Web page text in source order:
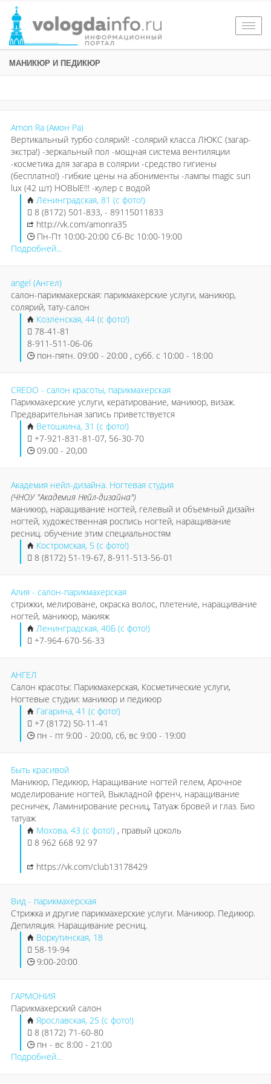
МАНИКЮР И ПЕДИКЮР
Amon Ra (Амон Ра)
Вертикальный турбо солярий! -солярий класса ЛЮКС (загар-
экстра!) -зеркальный пол -мощная система вентиляции
-косметика для загара в солярии -средство гигиены
(бесплатно!) -гибкие цены на абонименты -лампы magic sun
lux (42 шт) НОВЫЕ!!! -кулер с водой
Ленинградская, 81 (с фото!)
8 (8172) 501-833, - 89115011833
http://vk.com/amonra35
Пн-Пт 10:00-20:00 Сб-Вс 10:00-19:00
Подробней...
angel (Ангел)
салон-парикмахерская: парикмахерские услуги, маникюр,
солярий, тату-салон
Козленская, 44 (с фото!)
78-41-81
8-911-511-06-06
пон-пятн. 09:00 - 20:00 , субб. с 10:00 - 18:00
CREDO - салон красоты, парикмахерская
Парикмахерские услуги, кератирование, маникюр, визаж.
Предварительная запись приветствуется
Ветошкина, 31 (с фото!)
+7-921-831-81-07, 56-30-70
09.00 - 20,00
Академия нейл-дизайна. Ногтевая студия
(ЧНОУ "Академия Нейл-дизайна")
маникюр, наращивание ногтей, гелевый и объемный дизайн
ногтей, художественная роспись ногтей, наращивание
ресниц. обучение этим специальностям
Костромская, 5 (с фото!)
8 (8172) 51-19-67, 8-911-513-56-01
Алия - салон-парикмахерская
стрижки, мелироване, окраска волос, плетение, наращивание
ногтей, маникюр, макияж
Ленинградская, 40Б (с фото!)
+7-964-670-56-33
АНГЕЛ
Салон красоты: Парикмахерская, Косметические услуги,
Ногтевые студии: маникюр и педикюр
Гагарина, 41 (с фото!)
+7 (8172) 50-11-41
пн - пт 9:00 - 20:00, сб, вс 9:00 - 19:00
Быть красивой
Маникюр, Педикюр, Наращивание ногтей гелем, Арочное
моделирование ногтей, Выкладной френч, наращивание
ресничек, Ламинирование ресниц, Татуаж бровей и глаз. Био
татуаж
Мохова, 43 (с фото!) , правый цоколь
8 962 668 92 97
https://vk.com/club13178429
Вид - парикмахерская
Стрижка и другие парикмахерские услуги. Маникюр. Педикюр.
Депиляция. Наращивание ресниц.
Воркутинская, 18
58-19-94
9:00-20:00
ГАРМОНИЯ
Парикмахерский салон
Ярославская, 25 (с фото!)
8 (8172) 71-60-80
пн - вс 8:00 - 21:00
Подробней...